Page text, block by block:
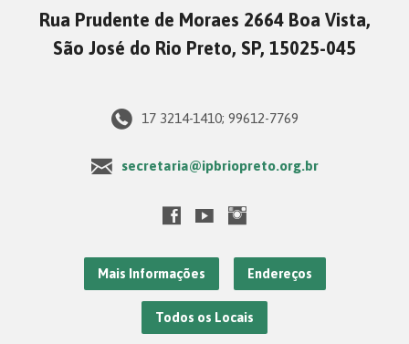
Rua Prudente de Moraes 2664 Boa Vista,
São José do Rio Preto, SP, 15025-045
17 3214-1410; 99612-7769
secretaria@ipbriopreto.org.br
Mais Informações Endereços
Todos os Locais